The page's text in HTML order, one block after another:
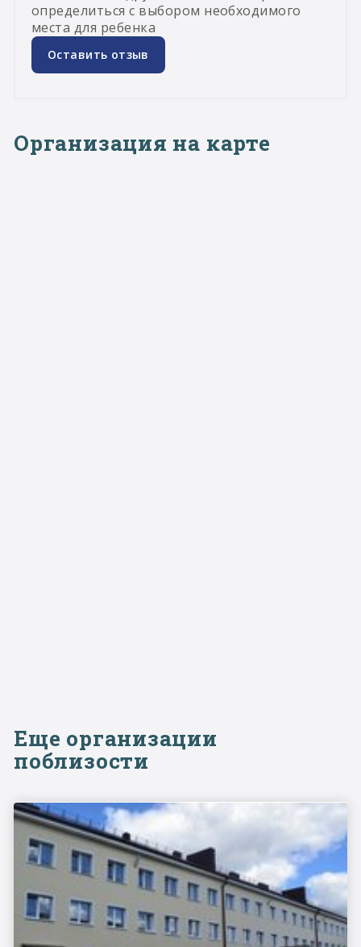
определиться с выбором необходимого
места для ребенка
Оставить отзыв
Организация на карте
Еще организации
поблизости